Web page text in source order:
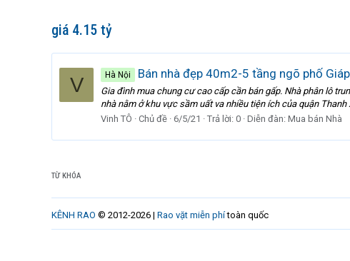
giá 4.15 tỷ
V Hà Nội Bán nhà đẹp 40m2-5 tầng ngõ phố
Gia đình mua chung cư cao cấp cần bán gấp. Nhà phân lô
nhà nằm ở khu vực sầm uất va nhiều tiện ích của quận
Vinh TÔ
Chủ đề 6/5/21 Trả lời: 0 Diễn đàn: Mua bán Nhà
TỪ KHÓA
KÊNH RAO © 2012-2026 | Rao vặt miễn phítoàn quốc